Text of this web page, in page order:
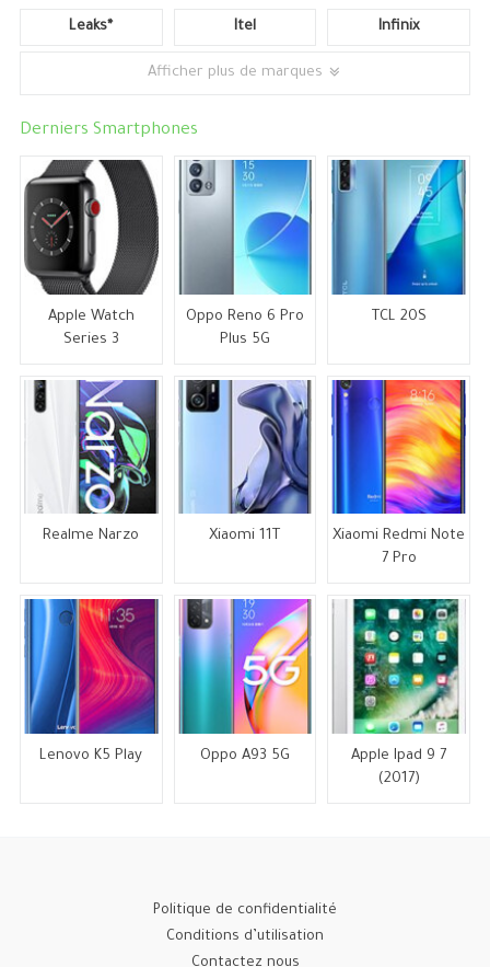
Leaks* Itel Infinix
Afficher plus de marques
Derniers Smartphones
Apple Watch
Series 3
Oppo Reno 6 Pro
Plus 5G
TCL 20S
Realme Narzo Xiaomi 11T
Xiaomi Redmi Note
7 Pro
Lenovo K5 Play Oppo A93 5G
Apple Ipad 9 7
(2017)
Politique de confidentialité
Conditions d’utilisation
Contactez nous